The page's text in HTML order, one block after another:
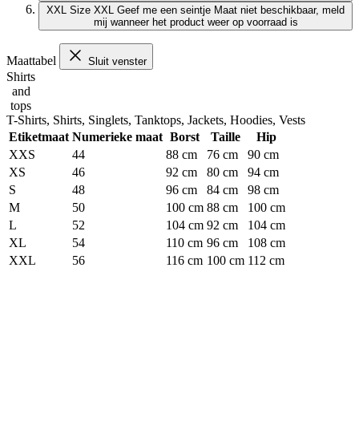
XXL Size XXL Geef me een seintje Maat niet beschikbaar, meld
mij wanneer het product weer op voorraad is
Maattabel Sluit venster
Shirts
and
tops
T-Shirts, Shirts, Singlets, Tanktops, Jackets, Hoodies, Vests
Etiketmaat Numerieke maat Borst Taille
Hip
XXS
44 88 cm 76 cm
90 cm
XS
46 92 cm 80 cm
94 cm
S
48 96 cm 84 cm
98 cm
M
50 100 cm 88 cm
100 cm
L
52 104 cm 92 cm
104 cm
XL
54 110 cm 96 cm
108 cm
XXL
56 116 cm 100 cm 112 cm